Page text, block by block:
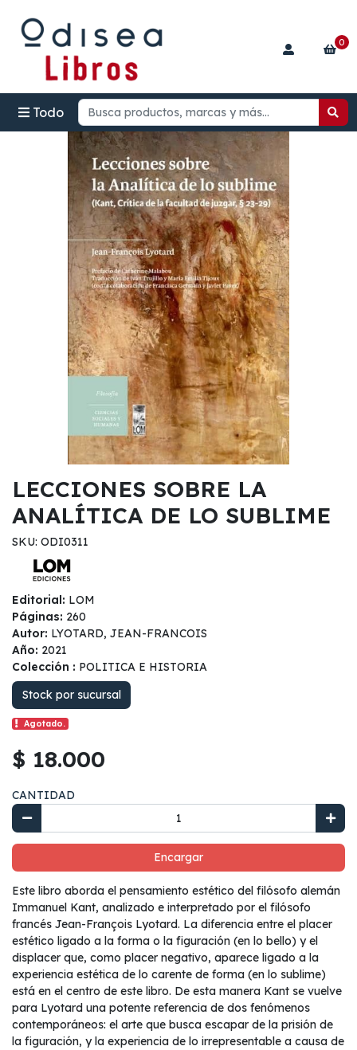
Todo
0
LECCIONES SOBRE LA
ANALÍTICA DE LO SUBLIME
SKU: ODI0311
Editorial: LOM
Páginas: 260
Autor: LYOTARD, JEAN-FRANCOIS
Año: 2021
Colección : POLITICA E HISTORIA
Stock por sucursal
Agotado.
$ 18.000
CANTIDAD
Encargar
Este libro aborda el pensamiento estético del filósofo alemán
Immanuel Kant, analizado e interpretado por el filósofo
francés Jean-François Lyotard. La diferencia entre el placer
estético ligado a la forma o la figuración (en lo bello) y el
displacer que, como placer negativo, aparece ligado a la
experiencia estética de lo carente de forma (en lo sublime)
está en el centro de este libro. De esta manera Kant se vuelve
para Lyotard una potente referencia de dos fenómenos
contemporáneos: el arte que busca escapar de la prisión de
la figuración, y la experiencia de lo irrepresentable a causa de